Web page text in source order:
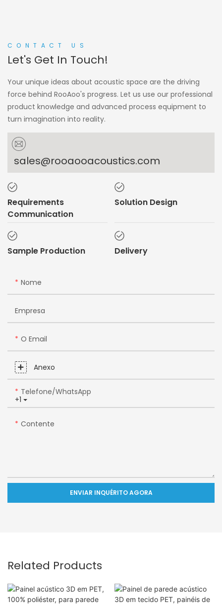
CONTACT US
Let's Get In Touch!
Your unique ideas about acoustic space are the driving
force behind RooAoo's progress. Let us use our professional
product knowledge and advanced process equipment to
turn imagination into reality.
sales@rooaooacoustics.com
Requirements
Communication
Solution Design
Sample Production Delivery
Nome
Empresa
O Email
Anexo
+1
Telefone/WhatsApp
Contente
ENVIAR INQUÉRITO AGORA
Related Products